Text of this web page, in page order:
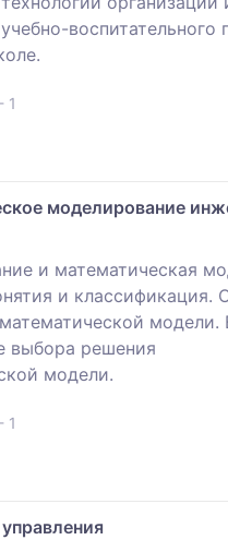
воспитательного
1
моделирование
и математическая
и классификация.
модели.
выбора решения
модели.
1